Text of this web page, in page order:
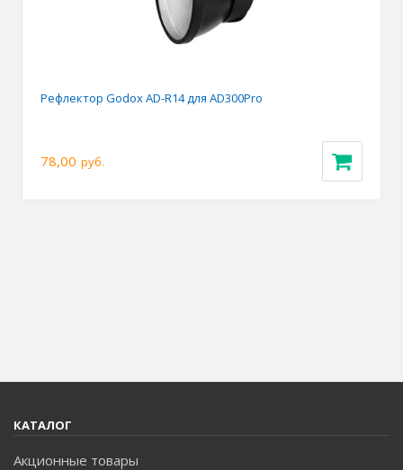
Рефлектор Godox AD-R14 для AD300Pro
78,00 руб.
КАТАЛОГ
Акционные товары